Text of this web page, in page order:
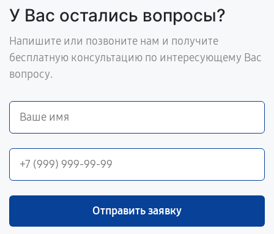
У Вас остались вопросы?
Напишите или позвоните нам и получите
бесплатную консультацию по интересующему Вас
вопросу.
Отправить заявку